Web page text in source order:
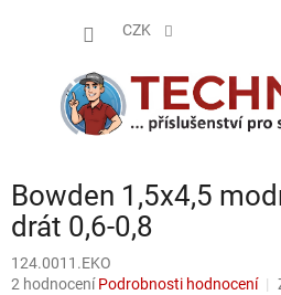
CZK
Bowden 1,5x4,5
drát 0,6-0,8
124.0011.EKO
Průměrné
2 hodnocení Podrobnosti hodnocení